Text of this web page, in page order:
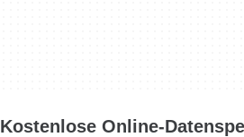
Kostenlose Online-